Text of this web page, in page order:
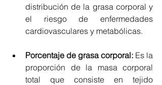
distribución de la grasa corporal y
el riesgo de enfermedades
cardiovasculares y metabólicas.
Porcentaje de grasa corporal: Es la
proporción de la masa corporal
total que consiste en tejido